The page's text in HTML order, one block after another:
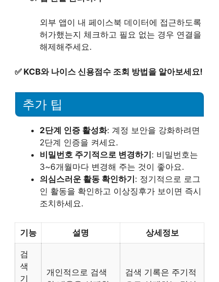
외부 앱이 내 페이스북 데이터에 접근하도록
허가했는지 체크하고 필요 없는 경우 연결을
해제해주세요.
✅ KCB와 나이스 신용점수 조회 방법을 알아보세요!
추가 팁
2단계 인증 활성화: 계정 보안을 강화하려면
2단계 인증을 켜세요.
비밀번호 주기적으로 변경하기 : 비밀번호는
3~6개월마다 변경해 주는 것이 좋아요.
의심스러운 활동 확인하기 : 정기적으로 로그
인 활동을 확인하고 이상징후가 보이면 즉시
조치하세요.
기능 설명 상세정보
검
색
기
개인적으로 검색
검색 기록은 주기적